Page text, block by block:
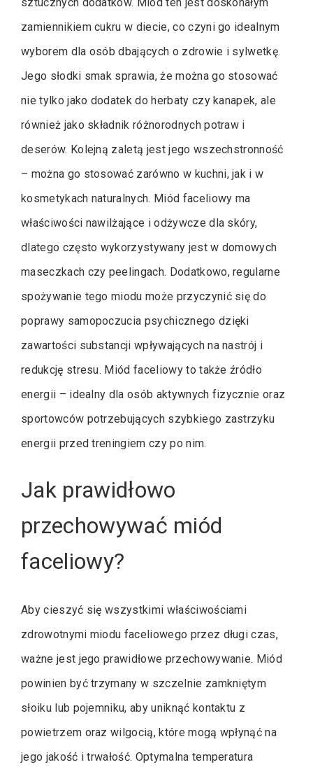
zamiennikiem cukru w diecie, co czyni go idealnym
wyborem dla osób dbających o zdrowie i sylwetkę.
Jego słodki smak sprawia, że można go stosować
nie tylko jako dodatek do herbaty czy kanapek, ale
również jako składnik różnorodnych potraw i
deserów. Kolejną zaletą jest jego wszechstronność
– można go stosować zarówno w kuchni, jak i w
kosmetykach naturalnych. Miód faceliowy ma
właściwości nawilżające i odżywcze dla skóry,
dlatego często wykorzystywany jest w domowych
maseczkach czy peelingach. Dodatkowo, regularne
spożywanie tego miodu może przyczynić się do
poprawy samopoczucia psychicznego dzięki
zawartości substancji wpływających na nastrój i
redukcję stresu. Miód faceliowy to także źródło
energii – idealny dla osób aktywnych fizycznie oraz
sportowców potrzebujących szybkiego zastrzyku
energii przed treningiem czy po nim.
Jak prawidłowo
przechowywać miód
faceliowy?
Aby cieszyć się wszystkimi właściwościami
zdrowotnymi miodu faceliowego przez długi czas,
ważne jest jego prawidłowe przechowywanie. Miód
powinien być trzymany w szczelnie zamkniętym
słoiku lub pojemniku, aby uniknąć kontaktu z
powietrzem oraz wilgocią, które mogą wpłynąć na
jego jakość i trwałość. Optymalna temperatura